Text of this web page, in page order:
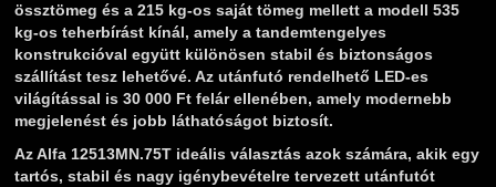
össztömeg és a 215 kg-os saját tömeg mellett a modell 535
kg-os teherbírást kínál, amely a tandemtengelyes
konstrukcióval együtt különösen stabil és biztonságos
szállítást tesz lehetővé. Az utánfutó rendelhető LED-es
világítással is 30 000 Ft felár ellenében, amely modernebb
megjelenést és jobb láthatóságot biztosít.
Az Alfa 12513MN.75T ideális választás azok számára, akik egy
tartós, stabil és nagy igénybevételre tervezett utánfutót